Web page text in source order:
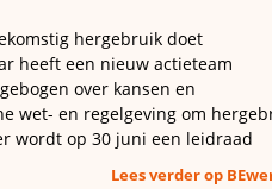
hergebruik doet
heeft een nieuw actieteam
over kansen en
wet- en regelgeving om
wordt op 30 juni een leidraad
Lees verder op